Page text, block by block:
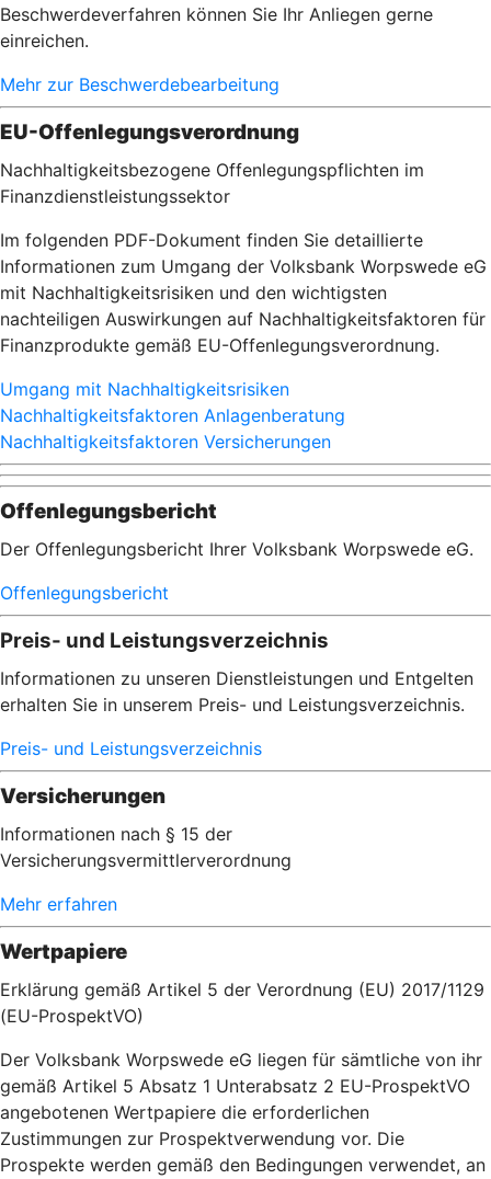
Beschwerdeverfahren können Sie Ihr Anliegen gerne
einreichen.
Mehr zur Beschwerdebearbeitung
EU-Offenlegungsverordnung
Nachhaltigkeitsbezogene Offenlegungspflichten im
Finanzdienstleistungssektor
Im folgenden PDF-Dokument finden Sie detaillierte
Informationen zum Umgang der Volksbank Worpswede eG
mit Nachhaltigkeitsrisiken und den wichtigsten
nachteiligen Auswirkungen auf Nachhaltigkeitsfaktoren für
Finanzprodukte gemäß EU-Offenlegungsverordnung.
Umgang mit Nachhaltigkeitsrisiken
Nachhaltigkeitsfaktoren Anlagenberatung
Nachhaltigkeitsfaktoren Versicherungen
Offenlegungsbericht
Der Offenlegungsbericht Ihrer Volksbank Worpswede eG.
Offenlegungsbericht
Preis- und Leistungsverzeichnis
Informationen zu unseren Dienstleistungen und Entgelten
erhalten Sie in unserem Preis- und Leistungsverzeichnis.
Preis- und Leistungsverzeichnis
Versicherungen
Informationen nach § 15 der
Versicherungsvermittlerverordnung
Mehr erfahren
Wertpapiere
Erklärung gemäß Artikel 5 der Verordnung (EU) 2017/1129
(EU-ProspektVO)
Der Volksbank Worpswede eG liegen für sämtliche von ihr
gemäß Artikel 5 Absatz 1 Unterabsatz 2 EU-ProspektVO
angebotenen Wertpapiere die erforderlichen
Zustimmungen zur Prospektverwendung vor. Die
Prospekte werden gemäß den Bedingungen verwendet, an